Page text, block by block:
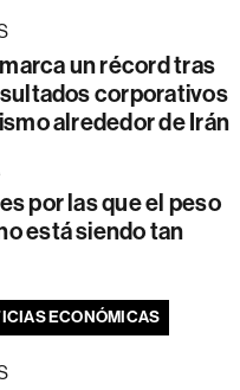
un récord tras
corporativos
alrededor de Irán
por las que el peso
está siendo tan
ECONÓMICAS